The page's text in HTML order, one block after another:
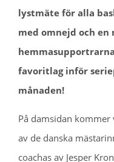
lystmäte för alla
med omnejd och
favoritlag inför
månaden!
På damsidan
av de danska
coachas av Jesper